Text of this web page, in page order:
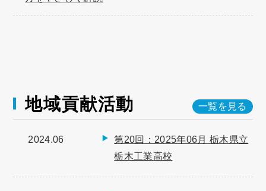
地域貢献活動 一覧を見る
2024.06
第20回：2025年06月 栃木県立
栃木工業高校